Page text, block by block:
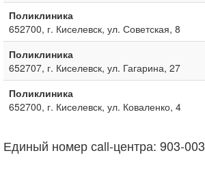
Поликлиника
652700, г. Киселевск, ул. Советская, 8
Поликлиника
652707, г. Киселевск, ул. Гагарина, 27
Поликлиника
652700, г. Киселевск, ул. Коваленко, 4
Единый номер сall-центра: 903-003